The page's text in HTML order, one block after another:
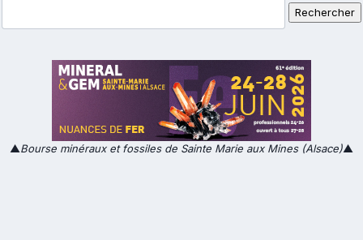
▲Bourse minéraux et fossiles de Sainte Marie aux Mines (Alsace)▲